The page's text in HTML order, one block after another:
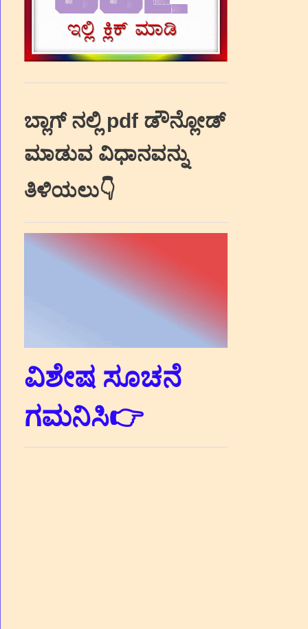
ಬ್ಲಾಗ್‌ ನಲ್ಲಿ pdf ಡೌನ್ಲೋಡ್‌
ಮಾಡುವ ವಿಧಾನವನ್ನು
ತಿಳಿಯಲು👇
ವಿಶೇಷ ಸೂಚನೆ
ಗಮನಿಸಿ👉